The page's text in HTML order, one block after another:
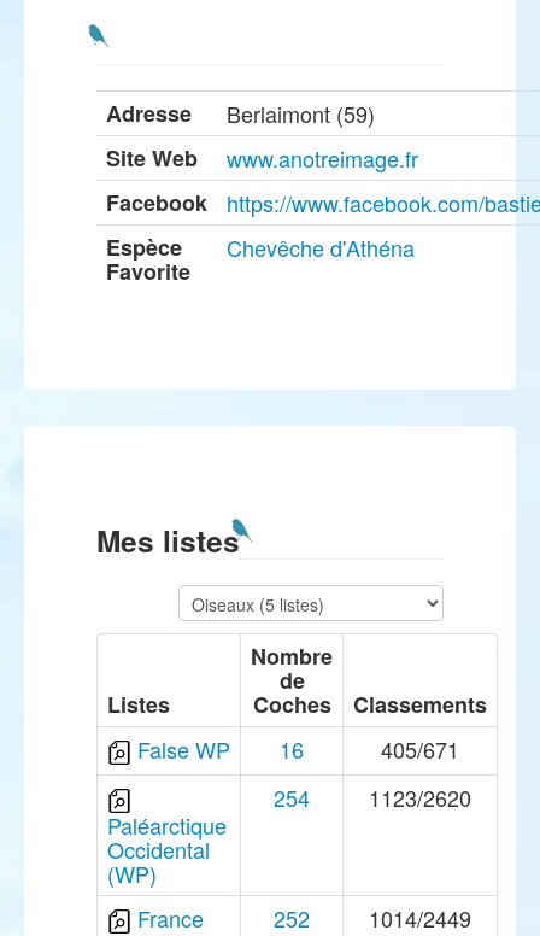
Adresse
Berlaimont (59)
Site Web
www.anotreimage.fr
Facebook
https://www.facebook.com/
Espèce
Favorite
Chevêche d'Athéna
Mes listes
Listes
Nombre
de
Coches
Classements
False WP
16 405/671
Paléarctique
Occidental
(WP)
254 1123/2620
France 252 1014/2449